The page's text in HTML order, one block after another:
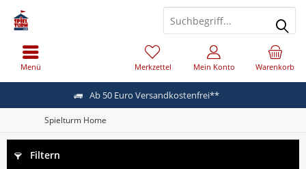
Ab 50 Euro Versandkostenfrei**
Menü Warenkorb
Merkzettel Mein Konto
Spielturm Home
Filtern